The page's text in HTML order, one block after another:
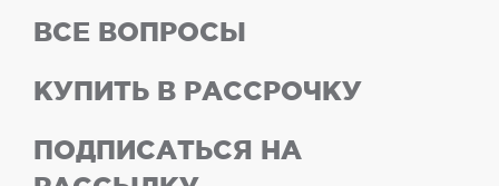
ВСЕ ВОПРОСЫ
КУПИТЬ В РАССРОЧКУ
ПОДПИСАТЬСЯ НА